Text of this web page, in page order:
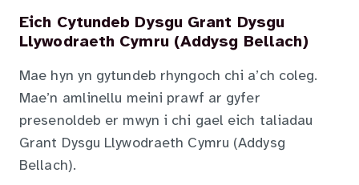
Eich Cytundeb Dysgu Grant Dysgu
Llywodraeth Cymru (Addysg Bellach)
Mae hyn yn gytundeb rhyngoch chi a’ch coleg.
Mae’n amlinellu meini prawf ar gyfer
presenoldeb er mwyn i chi gael eich taliadau
Grant Dysgu Llywodraeth Cymru (Addysg
Bellach).